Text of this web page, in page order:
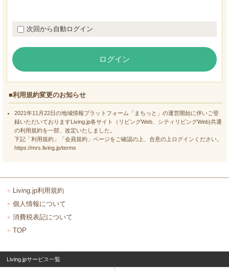
次回から自動ログイン
ログイン
■利用規約変更のお知らせ
2021年11月22日の地域情報プラットフォーム「まちっと」の運営開始に伴いご登
録いただいておりますLiving.jp各サイト（リビングWeb、シティリビングWeb)共通
の利用規約を一部、改定いたしました。
下記「利用規約」「会員規約」ページをご確認の上、合意の上ログインください。
https://mrs.living.jp/terms
Living.jp利用規約
個人情報について
消費税表記について
TOP
Living.jpサービス一覧